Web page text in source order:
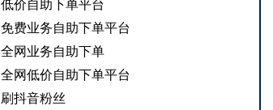
低价自助下单平台
免费业务自助下单平台
全网业务自助下单
全网低价自助下单平台
刷抖音粉丝